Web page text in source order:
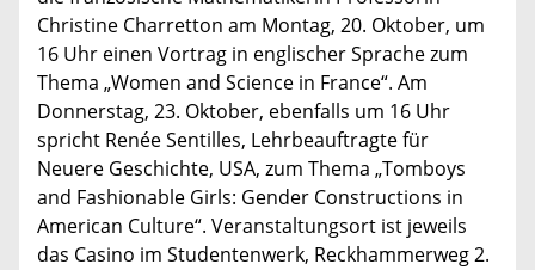
Christine Charretton am Montag, 20. Oktober, um
16 Uhr einen Vortrag in englischer Sprache zum
Thema „Women and Science in France“. Am
Donnerstag, 23. Oktober, ebenfalls um 16 Uhr
spricht Renée Sentilles, Lehrbeauftragte für
Neuere Geschichte, USA, zum Thema „Tomboys
and Fashionable Girls: Gender Constructions in
American Culture“. Veranstaltungsort ist jeweils
das Casino im Studentenwerk, Reckhammerweg 2.